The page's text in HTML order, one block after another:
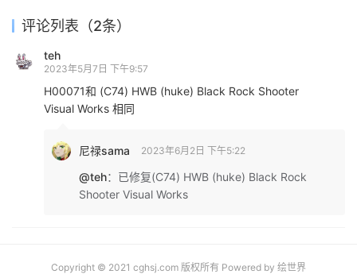
评论列表（2条）
teh
2023年5月7日 下午9:57
H00071和 (C74) HWB (huke) Black Rock Shooter
Visual Works 相同
尼禄sama 2023年6月2日 下午5:22
@teh： 已修复(C74) HWB (huke) Black Rock
Shooter Visual Works